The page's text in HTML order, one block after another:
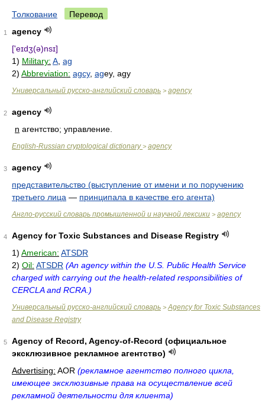
Толкование Перевод
1
agency
['eɪdʒ(ə)nsɪ]
1) Military: A ag
2) Abbreviation: agcy, agey, agy
Универсальный русско-английский словарь > agency
2
agency
n агентство; управление.
English-Russian cryptological dictionary> agency
3
agency
представительство (выступление от имени и по поручению
третьего лица — принципала в качестве его агента)
Англо-русский словарь промышленной и научной лексики > agency
4
Agency for Toxic Substances and Disease Registry
1) American: ATSDR
2) Oil: ATSDR (An agency within the U.S. Public Health Service
charged with carrying out the health-related responsibilities of
CERCLA and RCRA.)
Универсальный русско-английский словарь > Agency for Toxic Substances
and Disease Registry
5
Agency of Record, Agency-of-Record (официальное
эксклюзивное рекламное агентство)
Advertising: AOR (рекламное агентство полного цикла,
имеющее эксклюзивные права на осуществление всей
рекламной деятельности для клиента)